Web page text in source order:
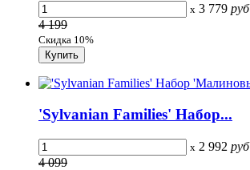
x 3 779 руб
4 199
Скидка 10%
'Sylvanian Families' Набор...
x 2 992 руб
4 099